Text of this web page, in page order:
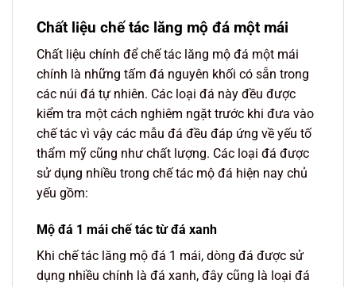
Chất liệu chế tác lăng mộ đá một mái
Chất liệu chính để chế tác lăng mộ đá một mái
chính là những tấm đá nguyên khối có sẵn trong
các núi đá tự nhiên. Các loại đá này đều được
kiểm tra một cách nghiêm ngặt trước khi đưa vào
chế tác vì vậy các mẫu đá đều đáp ứng về yếu tố
thẩm mỹ cũng như chất lượng. Các loại đá được
sử dụng nhiều trong chế tác mộ đá hiện nay chủ
yếu gồm:
Mộ đá 1 mái chế tác từ đá xanh
Khi chế tác lăng mộ đá 1 mái, dòng đá được sử
dụng nhiều chính là đá xanh, đây cũng là loại đá